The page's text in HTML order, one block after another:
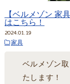
【ベルメゾン 家
はこちら！
2024.01.19
家具
ベルメゾン
たします！